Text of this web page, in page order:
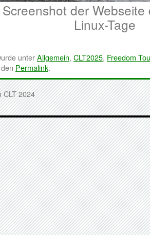
Screenshot der
Linux-Tage
unterAllgemein, CLT2025, Freedom
Permalink.
2024